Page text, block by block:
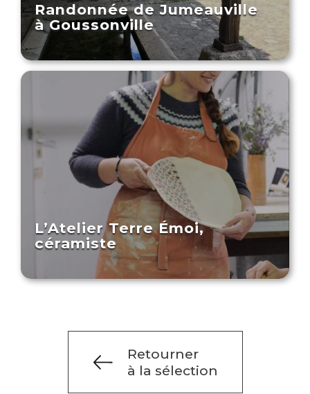
Randonnée de Jumeauville
à Goussonville
L’Atelier Terre Émoi,
céramiste
Retourner
à la sélection